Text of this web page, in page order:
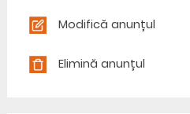
Modifică anunțul
Elimină anunțul